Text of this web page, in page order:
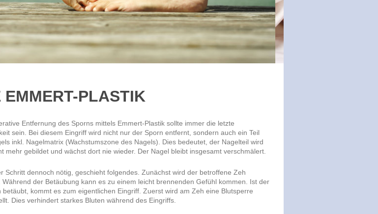
EMMERT-PLASTIK
Entfernung des Sporns mittels Emmert-Plastik sollte immer die letzte
sein. Bei diesem Eingriff wird nicht nur der Sporn entfernt, sondern auch ein Teil
inkl. Nagelmatrix (Wachstumszone des Nagels). Dies bedeutet, der Nagelteil wird
mehr gebildet und wächst dort nie wieder. Der Nagel bleibt insgesamt verschmälert.
Schritt dennoch nötig, geschieht folgendes. Zunächst wird der betroffene Zeh
Während der Betäubung kann es zu einem leicht brennenden Gefühl kommen. Ist der
betäubt, kommt es zum eigentlichen Eingriff. Zuerst wird am Zeh eine Blutsperre
Dies verhindert starkes Bluten während des Eingriffs.